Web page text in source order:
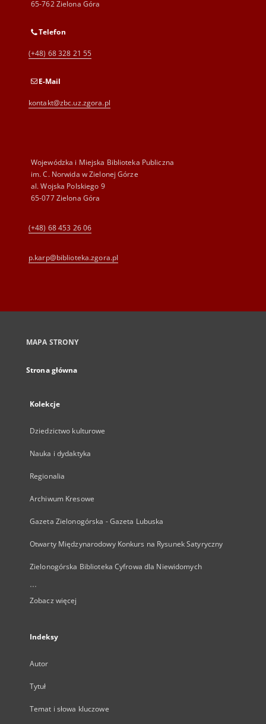
65-762 Zielona Góra
Telefon
(+48) 68 328 21 55
E-Mail
kontakt@zbc.uz.zgora.pl
Wojewódzka i Miejska Biblioteka Publiczna
im. C. Norwida w Zielonej Górze
al. Wojska Polskiego 9
65-077 Zielona Góra
(+48) 68 453 26 06
p.karp@biblioteka.zgora.pl
MAPA STRONY
Strona główna
Kolekcje
Dziedzictwo kulturowe
Nauka i dydaktyka
Regionalia
Archiwum Kresowe
Gazeta Zielonogórska - Gazeta Lubuska
Otwarty Międzynarodowy Konkurs na Rysunek Satyryczny
Zielonogórska Biblioteka Cyfrowa dla Niewidomych
...
Zobacz więcej
Indeksy
Autor
Tytuł
Temat i słowa kluczowe